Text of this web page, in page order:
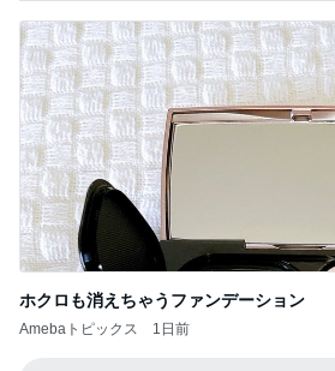
ホクロも消えちゃうファンデーション
Amebaトピックス 1日前